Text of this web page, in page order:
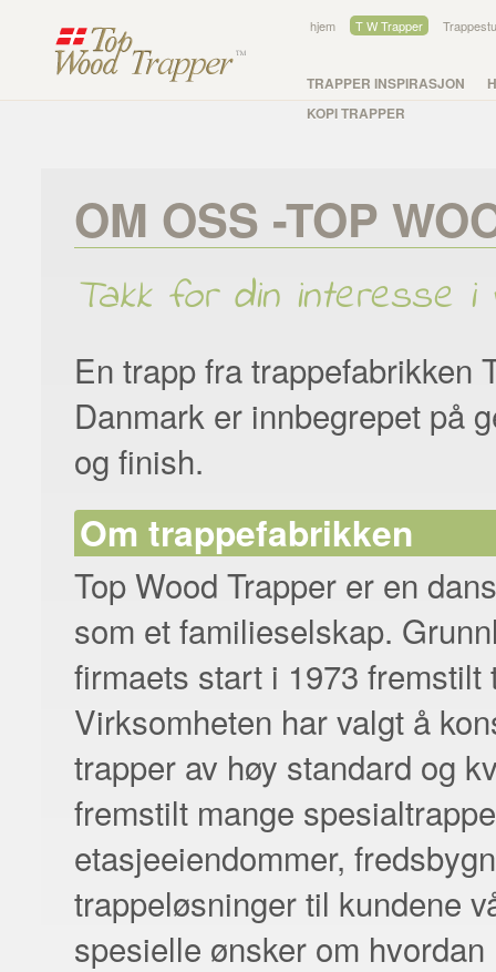
hjem T W Trapper
TRAPPER INSPIRASJON
KOPI TRAPPER
OM OSS -TOP
Takk for din interesse i
En trapp fra trappefabrikken
Danmark er innbegrepet på
og finish.
Om trappefabrikken
Top Wood Trapper er en
som et familieselskap.
firmaets start i 1973
Virksomheten har valgt å
trapper av høy standard og
fremstilt mange
etasjeeiendommer,
trappeløsninger til kundene
spesielle ønsker om